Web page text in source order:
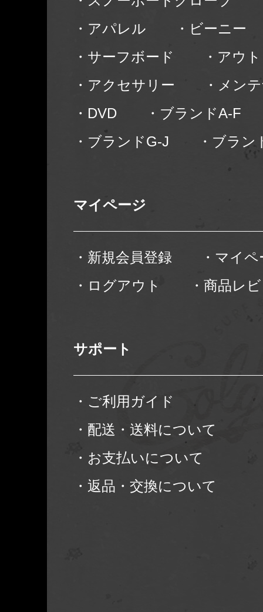
・アパレル
・ビーニー
・サーフボード
・アウ
・アクセサリー
・メン
・DVD
・ブランドA-F
・ブランドG-J
・ブラン
マイページ
・新規会員登録
・マイ
・ログアウト
・商品レ
サポート
・ご利用ガイド
・配送・送料について
・お支払いについて
・返品・交換について